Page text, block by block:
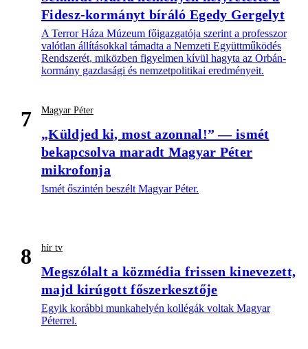
Fidesz-kormányt bíráló Egedy Gergelyt
A Terror Háza Múzeum főigazgatója szerint a professzor
valótlan állításokkal támadta a Nemzeti Együttműködés
Rendszerét, miközben figyelmen kívül hagyta az Orbán-
kormány gazdasági és nemzetpolitikai eredményeit.
7 Magyar Péter
„Küldjed ki, most azonnal!” — ismét
bekapcsolva maradt Magyar Péter
mikrofonja
Ismét őszintén beszélt Magyar Péter.
8 hír tv
Megszólalt a közmédia frissen kinevezett,
majd kirúgott főszerkesztője
Egyik korábbi munkahelyén kollégák voltak Magyar
Péterrel.